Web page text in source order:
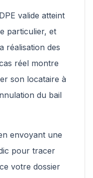
valide atteint
particulier, et
réalisation des
réel montre
son locataire à
du bail
envoyant une
pour tracer
votre dossier